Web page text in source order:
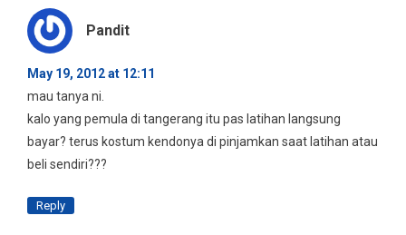
Pandit
May 19, 2012 at 12:11
mau tanya ni.
kalo yang pemula di tangerang itu pas latihan langsung
bayar? terus kostum kendonya di pinjamkan saat latihan atau
beli sendiri???
Reply